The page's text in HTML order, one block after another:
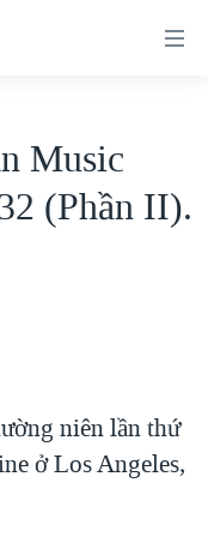
QUÁ KHỨ VÀ HIỆN
Music
(Phần II).
niên lần thứ
ở Los Angeles,